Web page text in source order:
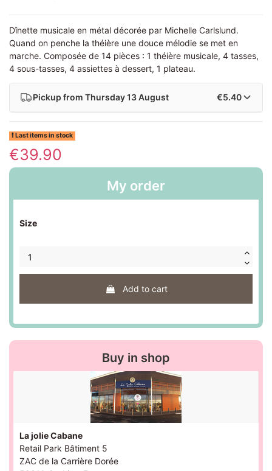
Dînette musicale en métal décorée par Michelle Carlslund.
Quand on penche la théière une douce mélodie se met en
marche. Composée de 14 pièces : 1 théière musicale, 4 tasses,
4 sous-tasses, 4 assiettes à dessert, 1 plateau.
Pickup from Thursday 13 August €5.40
Last items in stock
€39.90
My order
Size
Add to cart
Buy in shop
La jolie Cabane
Retail Park Bâtiment 5
ZAC de la Carrière Dorée